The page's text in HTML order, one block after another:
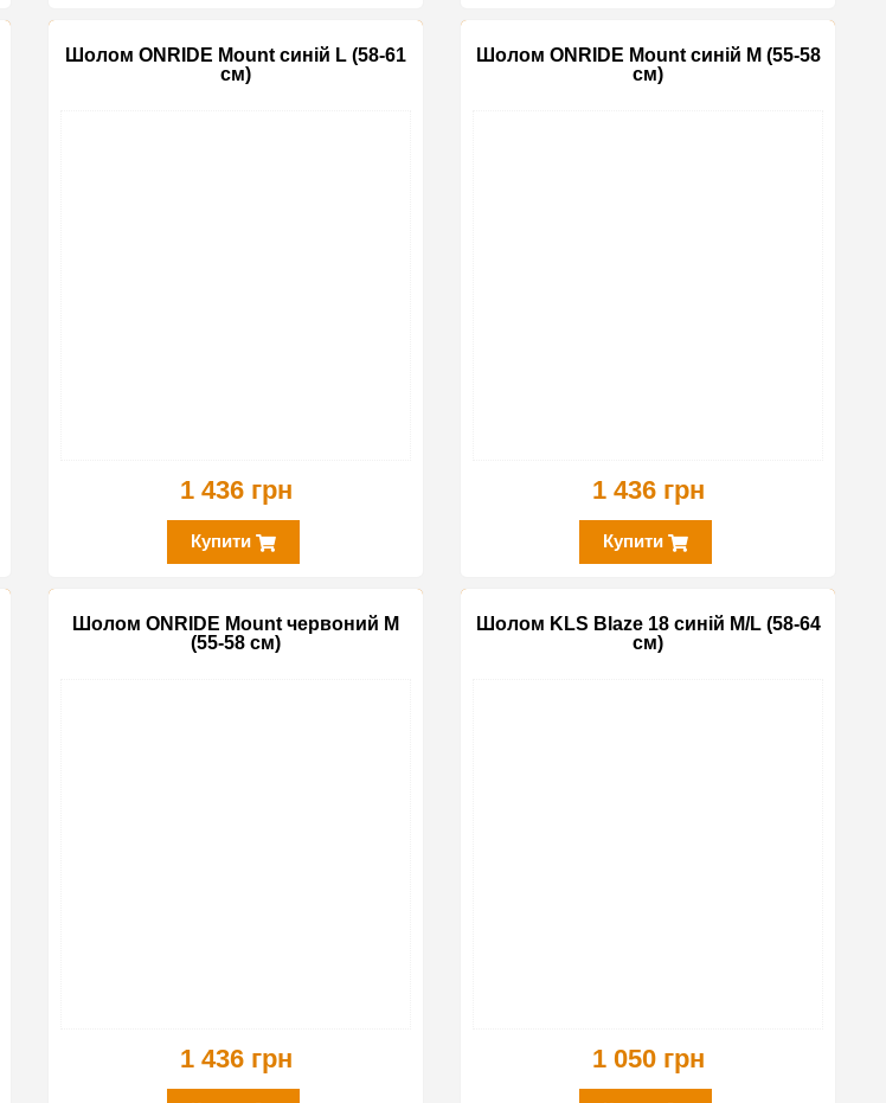
Шолом ONRIDE Mount синій L (58-61
см)
1 436 грн
Купити
Шолом ONRIDE Mount синій M (55-58
см)
1 436 грн
Купити
Шолом ONRIDE Mount червоний M
(55-58 см)
1 436 грн
Шолом KLS Blaze 18 синій M/L (58-64
см)
1 050 грн